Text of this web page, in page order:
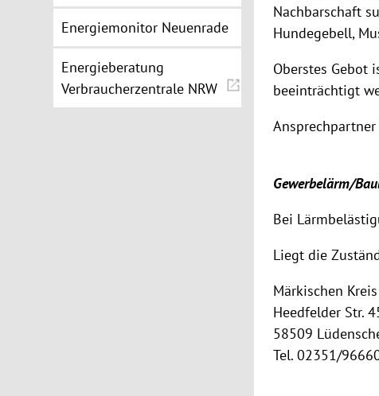
Energiemonitor Neuenrade
Energieberatung
Verbraucherzentrale NRW
Nachbarschaft
Hundegebell,
Oberstes Gebot
beeinträchtigt
Gewerbelärm/
Bei
Liegt die
Märkischen Kreis
Heedfelder Str.
58509
Tel. 02351/